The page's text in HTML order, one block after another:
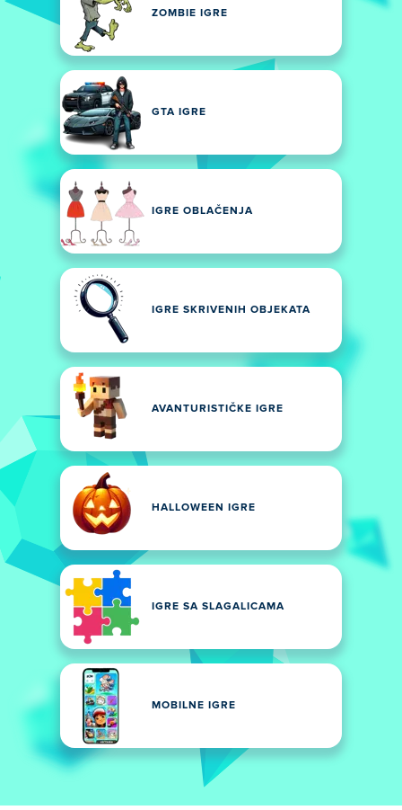
ZOMBIE IGRE
GTA IGRE
IGRE OBLAČENJA
IGRE SKRIVENIH OBJEKATA
AVANTURISTIČKE IGRE
HALLOWEEN IGRE
IGRE SA SLAGALICAMA
MOBILNE IGRE